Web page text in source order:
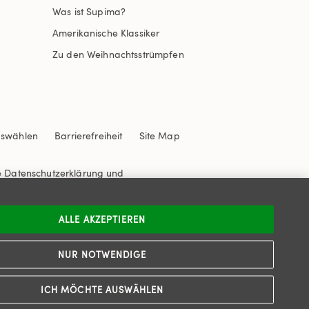
Was ist Supima?
Amerikanische Klassiker
Zu den Weihnachtsstrümpfen
Barrierefreiheit
Site Map
Datenschutzerklärung und
ICH MÖCHTE AUSWÄHLEN
NUR NOTWENDIGE
ALLE AKZEPTIEREN